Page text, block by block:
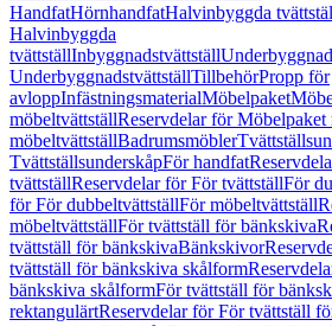
HandfatHörnhandfatHalvinbyggda
Halvinbyggda
tvättställInbyggnadstvättställ
UnderbyggnadstvättställTillbehörPropp för
avloppInfästningsmaterialMöbelpaket
möbeltvättställReservdelar för Möbelpaket
möbeltvättställBadrumsmöbler
TvättställsunderskåpFör handfat
tvättställReservdelar för För tvättställFör
för För dubbeltvättställFör möbeltvättställ
möbeltvättställFör tvättställ för bänkskiva
tvättställ för bänkskivaBänkskivor
tvättställ för bänkskiva skålform
bänkskiva skålformFör tvättställ för
rektangulärtReservdelar för För tvättställ